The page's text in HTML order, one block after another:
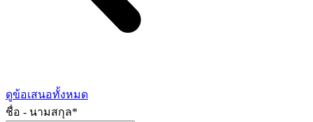
ดูข้อเสนอทั้งหมด
ชื่อ - นามสกุล*